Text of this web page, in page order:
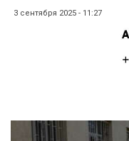
3 сентября 2025 - 11:27